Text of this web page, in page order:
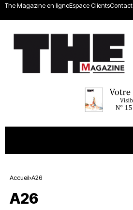
The Magazine en ligneEspace ClientsContact
Accueil A26
A26